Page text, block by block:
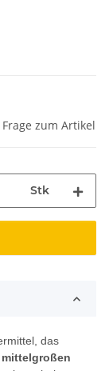
Frage zum Artikel
Stk
das
mittelgroßen